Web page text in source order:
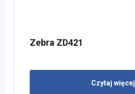
Zebra ZD421
Czytaj więcej